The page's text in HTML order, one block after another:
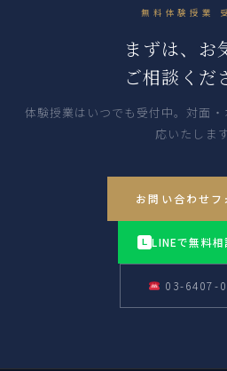
無料体験授業
まずは、お
ご相談くだ
体験授業はいつでも受付中。対面
応いたします
お問い合わせフ
L LINEで無料相
03-6407-